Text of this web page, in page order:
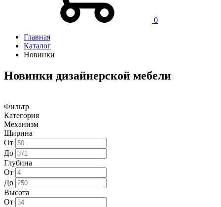
0
Главная
Каталог
Новинки
Новинки дизайнерской мебели
Фильтр
Категория
Механизм
Ширина
От
До
Глубина
От
До
Высота
От